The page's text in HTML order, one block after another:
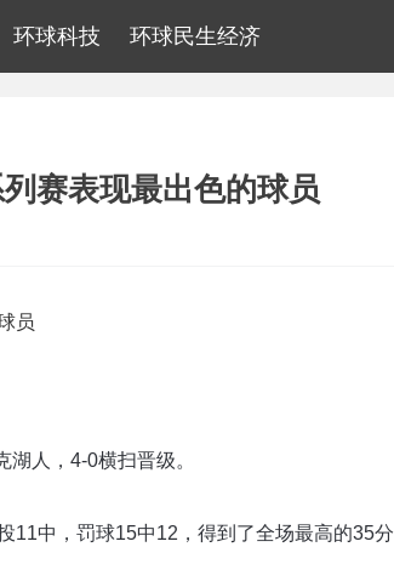
环球科技 环球民生经济
赛表现最出色的球员
人，4-0横扫晋级。
11中，罚球15中12，得到了全场最高的35分